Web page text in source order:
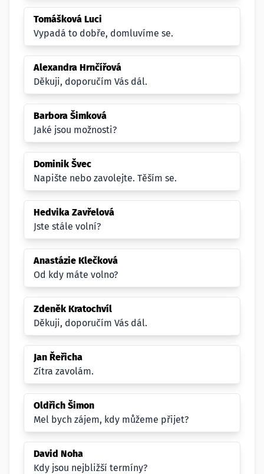
Tomášková Luci
Vypadá to dobře, domluvíme se.
Alexandra Hrnčířová
Děkuji, doporučím Vás dál.
Barbora Šimková
Jaké jsou možnosti?
Dominik Švec
Napište nebo zavolejte. Těším se.
Hedvika Zavřelová
Jste stále volní?
Anastázie Klečková
Od kdy máte volno?
Zdeněk Kratochvíl
Děkuji, doporučím Vás dál.
Jan Řeřicha
Zítra zavolám.
Oldřich Šimon
Mel bych zájem, kdy můžeme přijet?
David Noha
Kdy jsou nejbližší termíny?